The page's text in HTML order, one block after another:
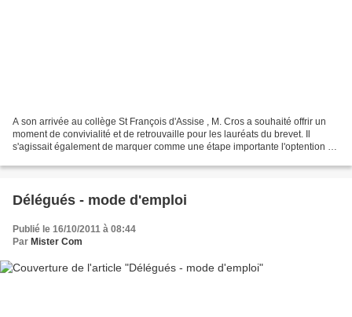
A son arrivée au collège St François d'Assise , M. Cros a souhaité offrir un
moment de convivialité et de retrouvaille pour les lauréats du brevet. Il
s'agissait également de marquer comme une étape importante l'optention de
Délégués - mode d'emploi
Publié le 16/10/2011 à 08:44
Par Mister Com